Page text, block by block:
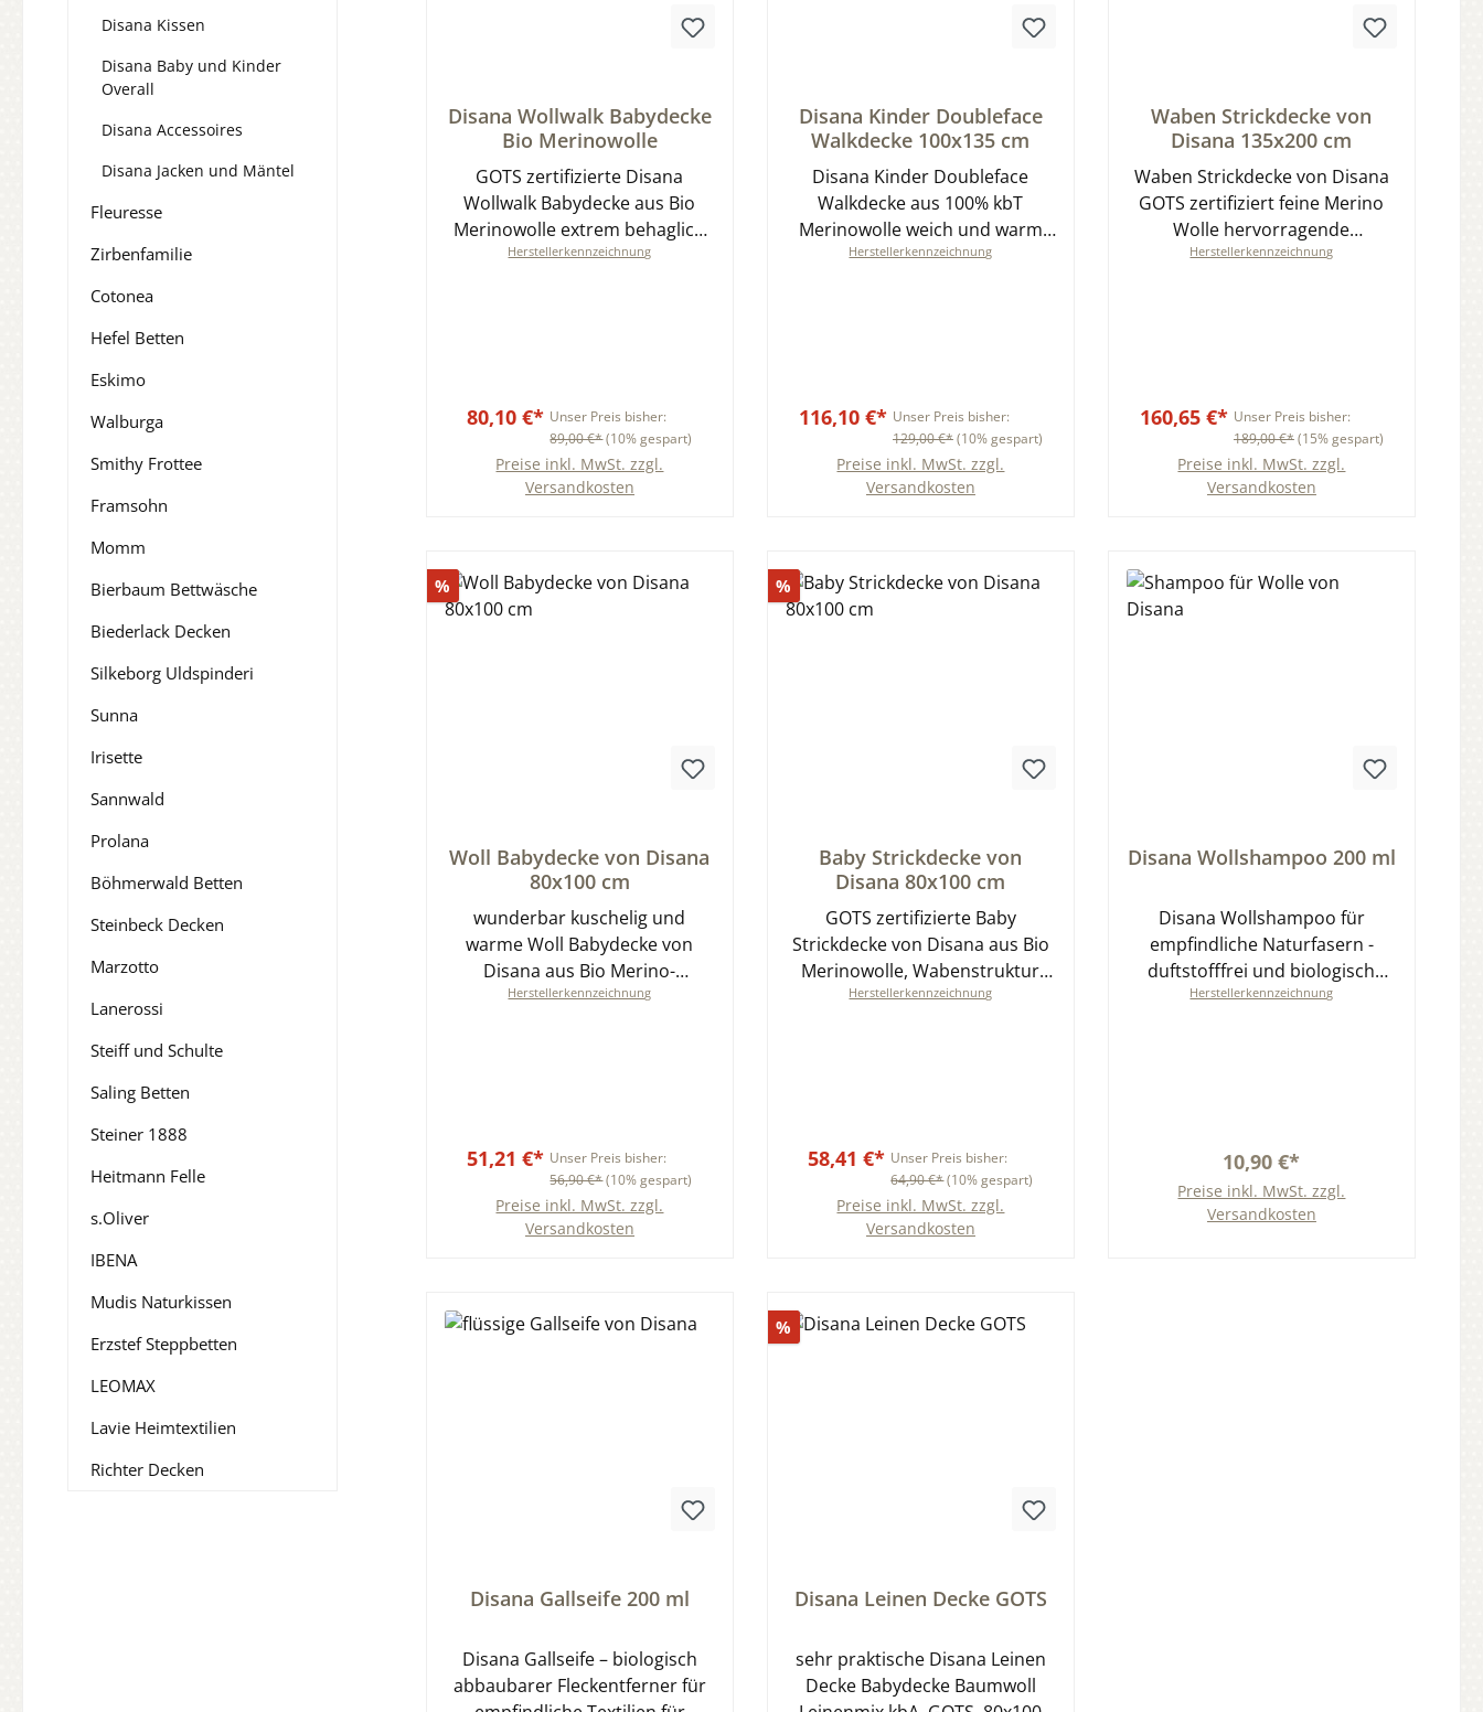
Disana Kissen
Disana Baby und Kinder
Overall
Disana Accessoires
Disana Jacken und Mäntel
Fleuresse
Zirbenfamilie
Cotonea
Hefel Betten
Eskimo
Walburga
Smithy Frottee
Framsohn
Momm
Bierbaum Bettwäsche
Biederlack Decken
Silkeborg Uldspinderi
Sunna
Irisette
Sannwald
Prolana
Böhmerwald Betten
Steinbeck Decken
Marzotto
Lanerossi
Steiff und Schulte
Saling Betten
Steiner 1888
Heitmann Felle
s.Oliver
IBENA
Mudis Naturkissen
Erzstef Steppbetten
LEOMAX
Lavie Heimtextilien
Richter Decken
Durchschnittliche Bewertung von 0 von 5 Sternen
Disana Wollwalk Babydecke
Bio Merinowolle
GOTS zertifizierte Disana
Wollwalk Babydecke aus Bio
Merinowolle extrem behaglich
und weich beste
Herstellerkennzeichnung
80,10 €* Unser Preis bisher:
89,00 €*(10% gespart)
Preise inkl. MwSt. zzgl.
Versandkosten
Durchschnittliche Bewertung von 0 von 5 Sternen
Disana Kinder Doubleface
Walkdecke 100x135 cm
Disana Kinder Doubleface
Walkdecke aus 100% kbT
Merinowolle weich und warm
für echte Behaglichkeit 100x135
Herstellerkennzeichnung
116,10 €* Unser Preis bisher:
129,00 €*(10% gespart)
Preise inkl. MwSt. zzgl.
Versandkosten
Durchschnittliche Bewertung von 0 von 5
Waben Strickdecke von
Disana 135x200 cm
Waben Strickdecke von Disana
GOTS zertifiziert feine Merino
Wolle hervorragende
Klimaeigenschaften viele Farben
Herstellerkennzeichnung
160,65 €* Unser Preis bisher:
189,00 €*(15% gespart)
Preise inkl. MwSt. zzgl.
Versandkosten
% Rabatt
Durchschnittliche Bewertung von 0 von 5 Sternen
Woll Babydecke von Disana
80x100 cm
wunderbar kuschelig und
warme Woll Babydecke von
Disana aus Bio Merino-
Schurwolle verschiedene Farben
Herstellerkennzeichnung
51,21 €* Unser Preis bisher:
56,90 €*(10% gespart)
Preise inkl. MwSt. zzgl.
Versandkosten
%Rabatt
Durchschnittliche Bewertung von 0 von 5 Sternen
Baby Strickdecke von
Disana 80x100 cm
GOTS zertifizierte Baby
Strickdecke von Disana aus Bio
Merinowolle, Wabenstruktur
kuschlig weich und warm, viele
Herstellerkennzeichnung
58,41 €* Unser Preis bisher:
64,90 €*(10% gespart)
Preise inkl. MwSt. zzgl.
Versandkosten
Durchschnittliche Bewertung von 0 von 5
Disana Wollshampoo 200 ml
Disana Wollshampoo für
empfindliche Naturfasern -
duftstofffrei und biologisch
abbaubar. Ideal für Hand-&
Herstellerkennzeichnung
10,90 €*
Preise inkl. MwSt. zzgl.
Versandkosten
Durchschnittliche Bewertung von 0 von 5 Sternen
Disana Gallseife 200 ml
Disana Gallseife – biologisch
abbaubarer Fleckentferner für
%Rabatt
Durchschnittliche Bewertung von 0 von 5 Sternen
Disana Leinen Decke GOTS
sehr praktische Disana Leinen
Decke Babydecke Baumwoll